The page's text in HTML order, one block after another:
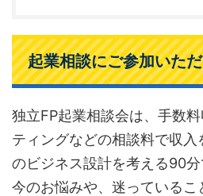
起業相談にご参加いた
独立FP起業相談会は、手数
ティングなどの相談料で収
のビジネス設計を考える90分
今のお悩みや、迷っている